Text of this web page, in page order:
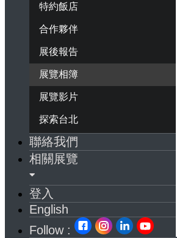
特約飯店
合作夥伴
展後報告
展覽相簿
展覽影片
探索台北
聯絡我們
相關展覽
登入
English
Follow :